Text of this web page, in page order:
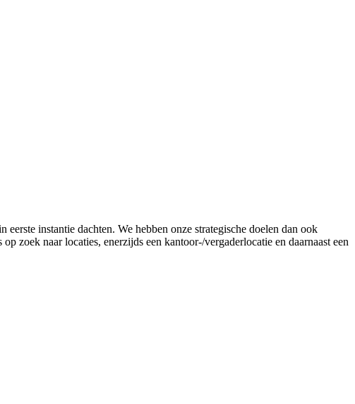
instantie dachten. We hebben onze strategische doelen dan ook
zoek naar locaties, enerzijds een kantoor-/vergaderlocatie en daarnaast een